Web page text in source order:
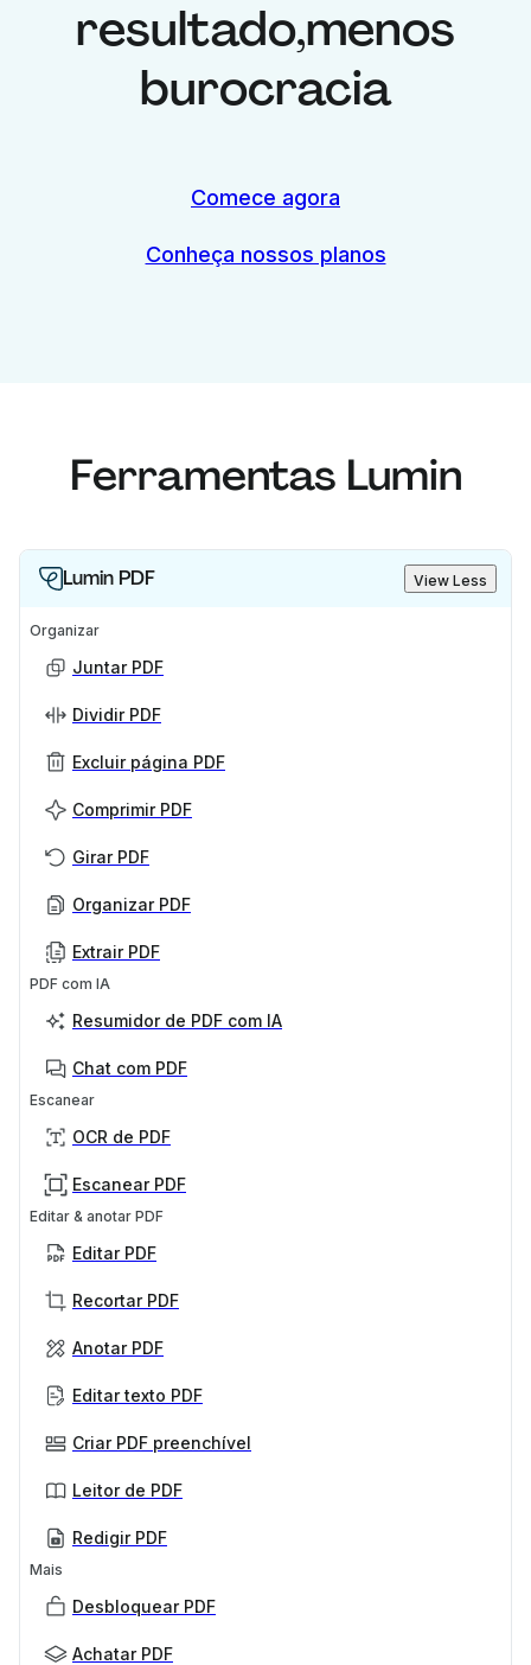
resultado,menos
burocracia
Comece agora
Conheça nossos planos
Ferramentas Lumin
Lumin PDF View Less
Organizar
Juntar PDF
Dividir PDF
Excluir página PDF
Comprimir PDF
Girar PDF
Organizar PDF
Extrair PDF
PDF com IA
Resumidor de PDF com IA
Chat com PDF
Escanear
OCR de PDF
Escanear PDF
Editar & anotar PDF
Editar PDF
Recortar PDF
Anotar PDF
Editar texto PDF
Criar PDF preenchível
Leitor de PDF
Redigir PDF
Mais
Desbloquear PDF
Achatar PDF